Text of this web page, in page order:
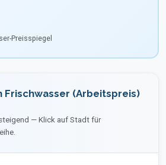
Preisspiegel
(Arbeitspreis)
— Klick auf Stadt für